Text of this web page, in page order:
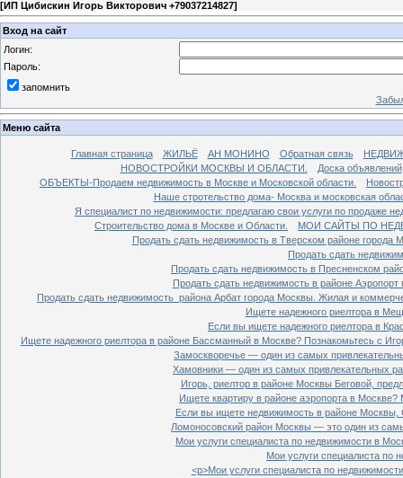
[ИП Цибискин Игорь Викторович +79037214827]
Вход на сайт
Логин:
Пароль:
запомнить
Меню сайта
Главная страница ЖИЛЬЁ АН МОНИНО Обратная связь
НОВОСТРОЙКИ МОСКВЫ И ОБЛАСТИ.
Доска объявлений
ОБЪЕКТЫ-Продаем недвижимость в Москве и Московской области.
Наше стротельство дома- Москва и московская
Я специалист по недвижимости: предлагаю свои услуги по продаже
Строительство дома в Москве и Области.
МОИ САЙТЫ ПО
Продать сдать недвижимость в Тверском районе города
Продать сдать
Продать сдать недвижимость в Пресненском
Продать сдать недвижимость в районе
Продать сдать недвижимость района Арбат города Москвы. Жилая и
Ищете надежного риелтора в
Если вы ищете надежного риелтора в
Ищете надежного риелтора в районе Бассманный в Москве? Познакомьтесь с
Замоскворечье — один из самых
Хамовники — один из самых привлекательных
Игорь, риелтор в районе Москвы Беговой,
Ищете квартиру в районе аэропорта в
Если вы ищете недвижимость в районе Москвы,
Ломоносовский район Москвы — это один из
Мои услуги специалиста по недвижимости в
Мои услуги специалиста по
<p>Мои услуги специалиста по